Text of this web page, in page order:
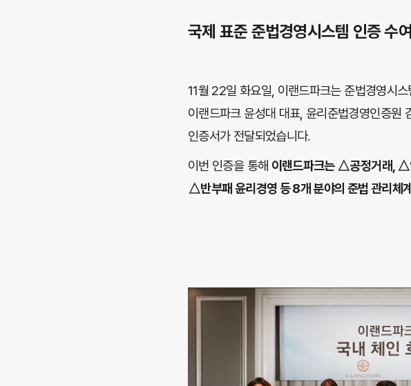
국제 표준 준법경영시스템 인증 수
11월 22일 화요일, 이랜드파크는 준법경영시
이랜드파크 윤성대 대표, 윤리준법경영인증원
인증서가 전달되었습니다.
이번 인증을 통해 이랜드파크는 △공정거래,
△반부패 윤리경영 등 8개 분야의 준법 관리체계